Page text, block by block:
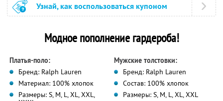
Узнай, как воспользоваться купоном
Модное пополнение гардероба!
Платья-поло:
Бренд: Ralph Lauren
Материал: 100% хлопок
Размеры: S, M, L, XL, XXL,
Мужские толстовки:
Бренд: Ralph Lauren
Состав: 100% хлопок
Размеры: S, M, L, XL, XXL